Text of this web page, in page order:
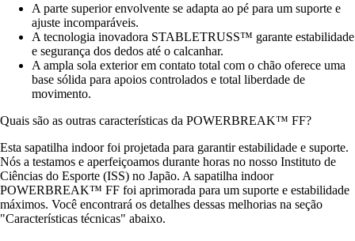
A parte superior envolvente se adapta ao pé para um suporte e
ajuste incomparáveis.
A tecnologia inovadora STABLETRUSS™ garante estabilidade
e segurança dos dedos até o calcanhar.
A ampla sola exterior em contato total com o chão oferece uma
base sólida para apoios controlados e total liberdade de
movimento.
Quais são as outras características da POWERBREAK™ FF?
Esta sapatilha indoor foi projetada para garantir estabilidade e suporte.
Nós a testamos e aperfeiçoamos durante horas no nosso Instituto de
Ciências do Esporte (ISS) no Japão. A sapatilha indoor
POWERBREAK™ FF foi aprimorada para um suporte e estabilidade
máximos. Você encontrará os detalhes dessas melhorias na seção
"Características técnicas" abaixo.